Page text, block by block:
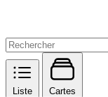
Liste Cartes